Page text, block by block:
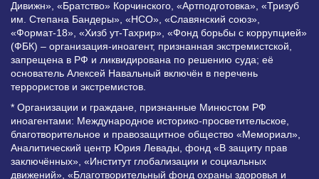
Дивижн», «Братство» Корчинского, «Артподготовка», «Тризуб
им. Степана Бандеры», «НСО», «Славянский союз»,
«Формат-18», «Хизб ут-Тахрир», «Фонд борьбы с коррупцией»
(ФБК) – организация-иноагент, признанная экстремистской,
запрещена в РФ и ликвидирована по решению суда; её
основатель Алексей Навальный включён в перечень
террористов и экстремистов.
* Организации и граждане, признанные Минюстом РФ
иноагентами: Международное историко-просветительское,
благотворительное и правозащитное общество «Мемориал»,
Аналитический центр Юрия Левады, фонд «В защиту прав
заключённых», «Институт глобализации и социальных
движений», «Благотворительный фонд охраны здоровья и